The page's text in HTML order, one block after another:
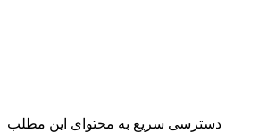
دسترسی سریع به محتوای این مطلب